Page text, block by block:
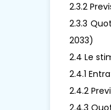
2.3.2
2.3.3
2033)
2.4 Le
2.4.1
2.4.2
2.4.3